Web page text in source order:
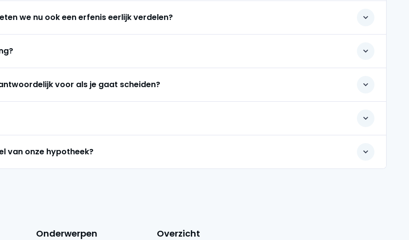
we nu ook een erfenis eerlijk verdelen?
voor als je gaat scheiden?
van onze hypotheek?
Onderwerpen Overzicht